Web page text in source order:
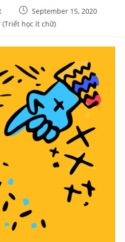
Post
published:
September 15, 2020
(Triết học ít chữ)